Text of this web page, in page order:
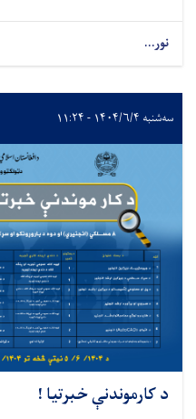
نور...
سه‌شنبه ۱۴۰۴/۶/۴ - ۱۱:۲۴
د کارموندنې خبرتیا !